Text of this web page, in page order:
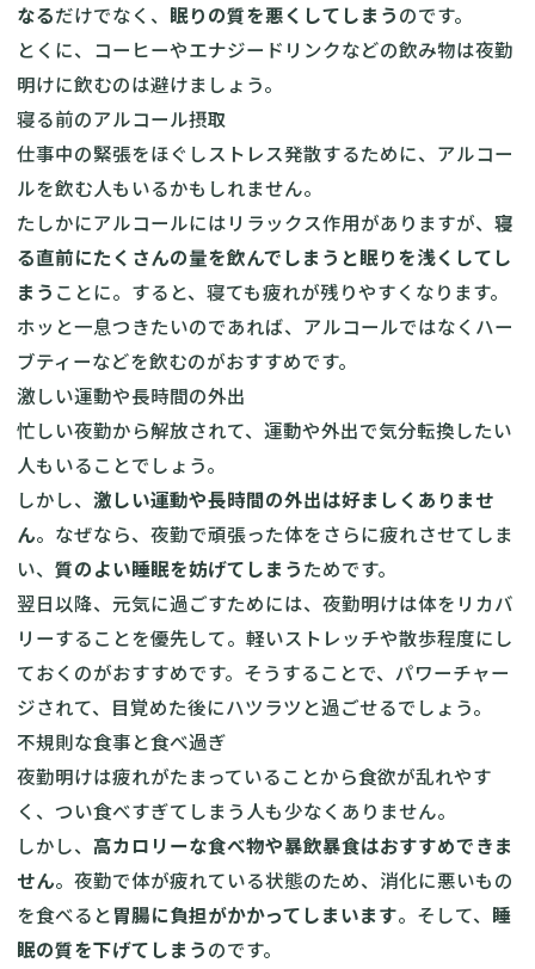
なるだけでなく、 眠りの質を悪くしてしまうのです。
とくに、コーヒーやエナジードリンクなどの飲み物は夜勤
明けに飲むのは避けましょう。
寝る前のアルコール摂取
仕事中の緊張をほぐしストレス発散するために、アルコー
ルを飲む人もいるかもしれません。
たしかにアルコールにはリラックス作用がありますが、 寝
る直前にたくさんの量を飲んでしまうと眠りを浅くしてし
まう ことに。すると、寝ても疲れが残りやすくなります。
ホッと一息つきたいのであれば、アルコールではなくハー
ブティーなどを飲むのがおすすめです。
激しい運動や長時間の外出
忙しい夜勤から解放されて、運動や外出で気分転換したい
人もいることでしょう。
しかし、 激しい運動や長時間の外出は好ましくありませ
ん。なぜなら、夜勤で頑張った体をさらに疲れさせてしま
い、 質のよい睡眠を妨げてしまうためです。
翌日以降、元気に過ごすためには、夜勤明けは体をリカバ
リーすることを優先して。軽いストレッチや散歩程度にし
ておくのがおすすめです。そうすることで、パワーチャー
ジされて、目覚めた後にハツラツと過ごせるでしょう。
不規則な食事と食べ過ぎ
夜勤明けは疲れがたまっていることから食欲が乱れやす
く、つい食べすぎてしまう人も少なくありません。
しかし、 高カロリーな食べ物や暴飲暴食はおすすめできま
せん。夜勤で体が疲れている状態のため、消化に悪いもの
を食べると胃腸に負担がかかってしまいます。そして、 睡
眠の質を下げてしまうのです。